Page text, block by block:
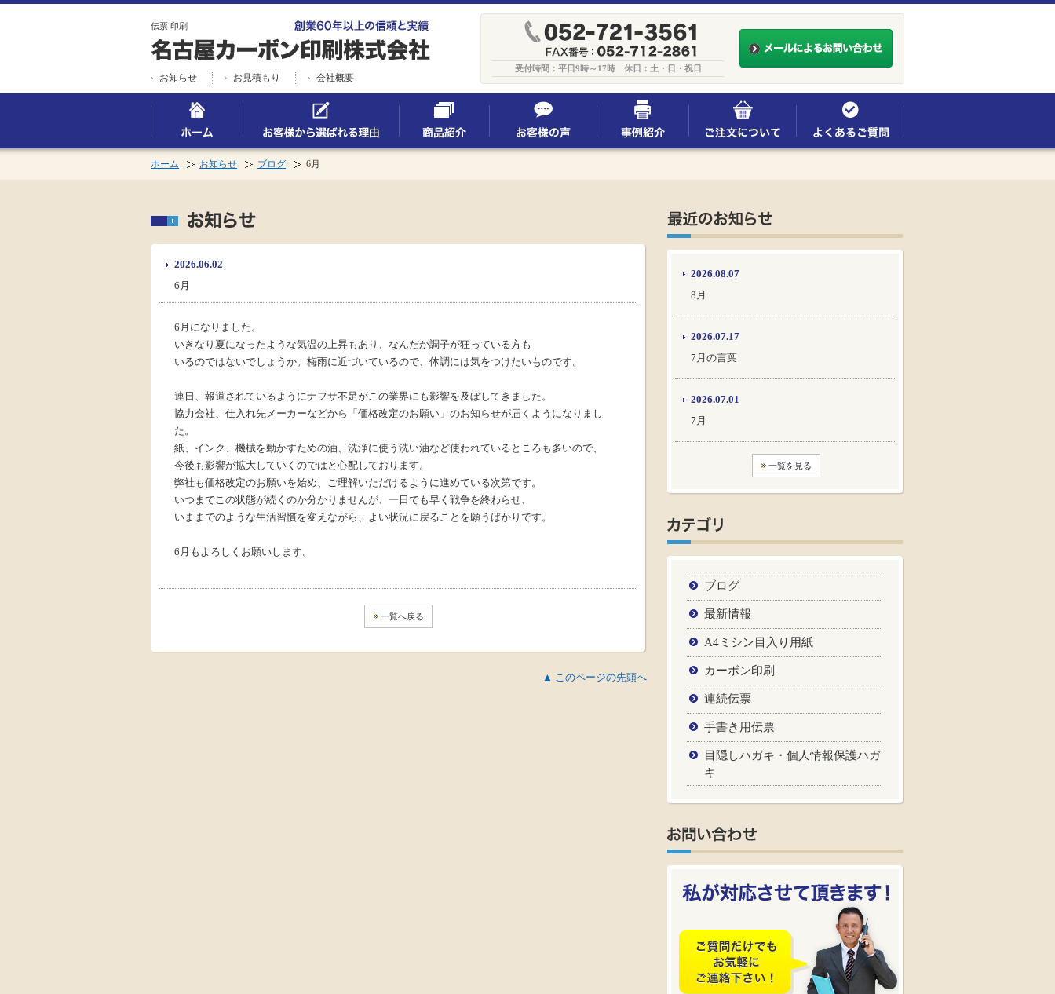
伝票 印刷
お知らせ お見積もり 会社概要
受付時間：平日9時～17時 休日：土・日・祝日
ホーム お知らせ ブログ 6月
2026.06.02
6月
6月になりました。
いきなり夏になったような気温の上昇もあり、なんだか調子が狂っている方も
いるのではないでしょうか。梅雨に近づいているので、体調には気をつけたいものです。
連日、報道されているようにナフサ不足がこの業界にも影響を及ぼしてきました。
協力会社、仕入れ先メーカーなどから「価格改定のお願い」のお知らせが届くようになりまし
た。
紙、インク、機械を動かすための油、洗浄に使う洗い油など使われているところも多いので、
今後も影響が拡大していくのではと心配しております。
弊社も価格改定のお願いを始め、ご理解いただけるように進めている次第です。
いつまでこの状態が続くのか分かりませんが、一日でも早く戦争を終わらせ、
いままでのような生活習慣を変えながら、よい状況に戻ることを願うばかりです。
6月もよろしくお願いします。
一覧へ戻る
▲ このページの先頭へ
2026.08.07
8月
2026.07.17
7月の言葉
2026.07.01
7月
一覧を見る
ブログ
最新情報
A4ミシン目入り用紙
カーボン印刷
連続伝票
手書き用伝票
目隠しハガキ・個人情報保護ハガ
キ